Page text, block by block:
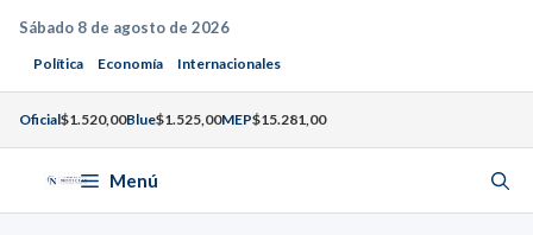
Saltar
contenido
Sábado 8 de agosto de 2026
Política Economía Internacionales
Oficial$1.520,00Blue$1.525,00MEP$15.281,00
Menú